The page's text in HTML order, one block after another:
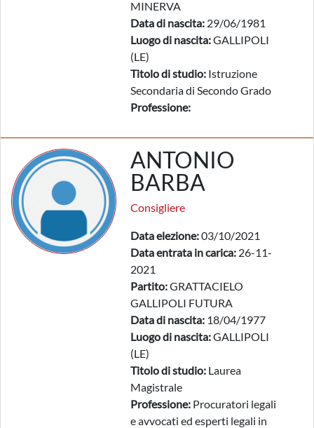
MINERVA
Data di nascita: 29/06/1981
Luogo di nascita:GALLIPOLI
(LE)
Titolo di studio: Istruzione
Secondaria di Secondo Grado
Professione:
ANTONIO
BARBA
Consigliere
Data elezione:03/10/2021
Data entrata in carica: 26-11-
2021
Partito:GRATTACIELO
GALLIPOLI FUTURA
Data di nascita: 18/04/1977
Luogo di nascita:GALLIPOLI
(LE)
Titolo di studio: Laurea
Magistrale
Professione: Procuratori legali
e avvocati ed esperti legali in